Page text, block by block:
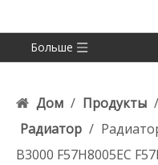
Больше
Дом / Продукты /
Радиатор /
B3000 F57H8005EC